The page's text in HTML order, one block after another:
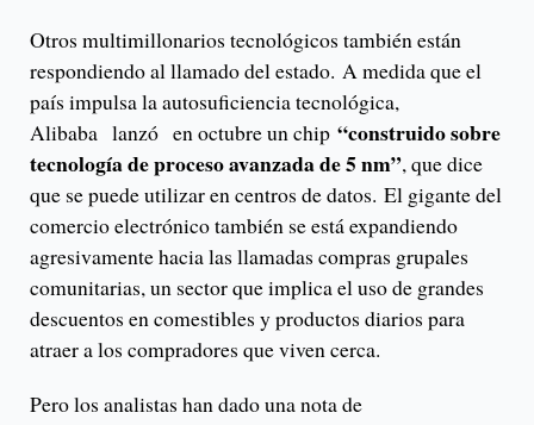
Otros multimillonarios tecnológicos también están
respondiendo al llamado del estado. A medida que el
país impulsa la autosuficiencia tecnológica,
Alibaba lanzó en octubre un chip “construido sobre
tecnología de proceso avanzada de 5 nm”, que dice
que se puede utilizar en centros de datos. El gigante del
comercio electrónico también se está expandiendo
agresivamente hacia las llamadas compras grupales
comunitarias, un sector que implica el uso de grandes
descuentos en comestibles y productos diarios para
atraer a los compradores que viven cerca.
Pero los analistas han dado una nota de